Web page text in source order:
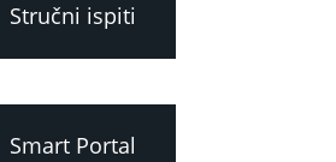
Stručni ispiti
Smart Portal